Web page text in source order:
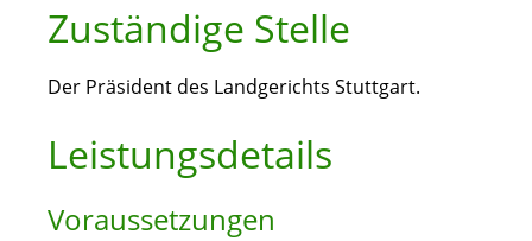
Zuständige Stelle
Der Präsident des Landgerichts Stuttgart.
Leistungsdetails
Voraussetzungen